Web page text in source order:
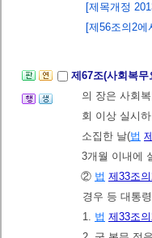
[제목개정
[제56조의2
제67조(사회복
의 장은 사회
회 이상 실시
소집한 날(법
3개월 이내에
② 법 제33조
경우 등 대통
1. 법 제33조